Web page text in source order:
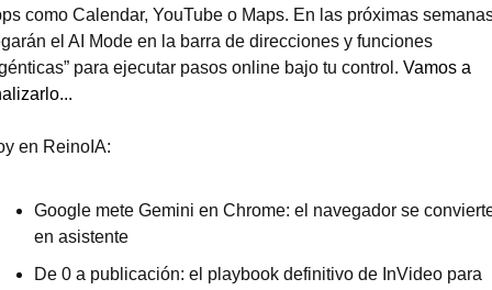
como Calendar, YouTube o Maps. En las próximas
el AI Mode en la barra de direcciones y funciones
para ejecutar pasos online bajo tu control. Vamos a
en ReinoIA:
Google mete Gemini en Chrome: el navegador se
en asistente
De 0 a publicación: el playbook definitivo de InVideo para